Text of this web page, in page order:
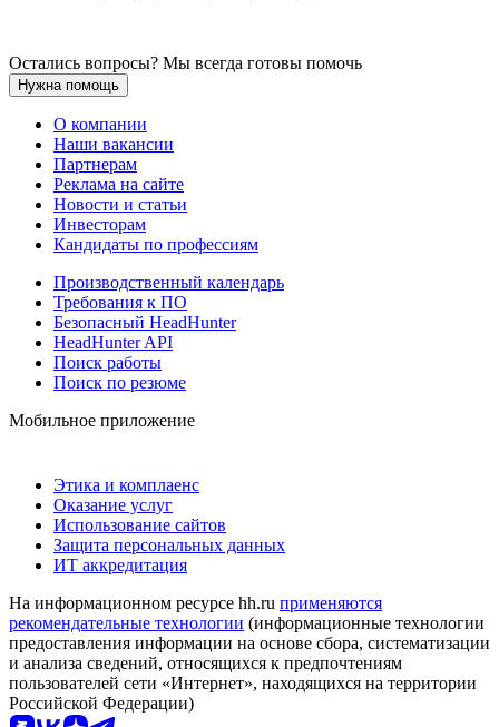
Остались вопросы? Мы всегда готовы помочь
Нужна помощь
О компании
Наши вакансии
Партнерам
Реклама на сайте
Новости и статьи
Инвесторам
Кандидаты по профессиям
Производственный календарь
Требования к ПО
Безопасный HeadHunter
HeadHunter API
Поиск работы
Поиск по резюме
Мобильное приложение
Этика и комплаенс
Оказание услуг
Использование сайтов
Защита персональных данных
ИТ аккредитация
На информационном ресурсе hh.ru применяются
рекомендательные технологии (информационные технологии
предоставления информации на основе сбора, систематизации
и анализа сведений, относящихся к предпочтениям
пользователей сети «Интернет», находящихся на территории
Российской Федерации)